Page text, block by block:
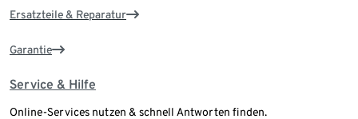
Ersatzteile & Reparatur
Garantie
Service & Hilfe
Online-Services nutzen & schnell Antworten finden.